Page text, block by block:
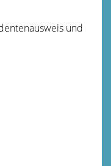
und